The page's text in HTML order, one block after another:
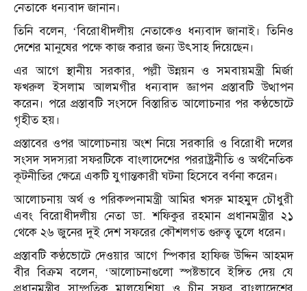
নেতাকে ধন্যবাদ জানান।
তিনি বলেন, ‘বিরোধীদলীয় নেতাকেও ধন্যবাদ জানাই। তিনিও
দেশের মানুষের পক্ষে কাজ করার জন্য উৎসাহ দিয়েছেন।
এর আগে স্থানীয় সরকার, পল্লী উন্নয়ন ও সমবায়মন্ত্রী মির্জা
ফখরুল ইসলাম আলমগীর ধন্যবাদ জ্ঞাপন প্রস্তাবটি উত্থাপন
করেন। পরে প্রস্তাবটি সংসদে বিস্তারিত আলোচনার পর কণ্ঠভোটে
গৃহীত হয়।
প্রস্তাবের ওপর আলোচনায় অংশ নিয়ে সরকারি ও বিরোধী দলের
সংসদ সদস্যরা সফরটিকে বাংলাদেশের পররাষ্ট্রনীতি ও অর্থনৈতিক
কূটনীতির ক্ষেত্রে একটি যুগান্তকারী ঘটনা হিসেবে বর্ণনা করেন।
আলোচনায় অর্থ ও পরিকল্পনামন্ত্রী আমির খসরু মাহমুদ চৌধুরী
এবং বিরোধীদলীয় নেতা ডা. শফিকুর রহমান প্রধানমন্ত্রীর ২১
থেকে ২৬ জুনের দুই দেশ সফরের কৌশলগত গুরুত্ব তুলে ধরেন।
প্রস্তাবটি কণ্ঠভোটে দেওয়ার আগে স্পিকার হাফিজ উদ্দিন আহমদ
বীর বিক্রম বলেন, ‘আলোচনাগুলো স্পষ্টভাবে ইঙ্গিত দেয় যে